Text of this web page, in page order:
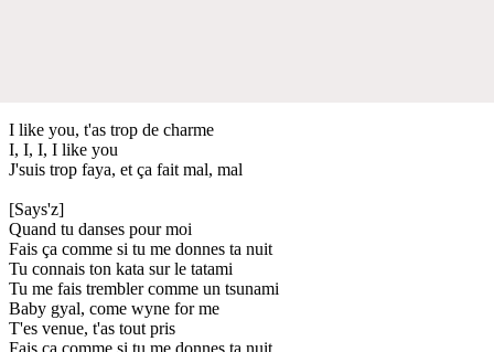
I like you, t'as trop de charme
I, I, I, I like you
J'suis trop faya, et ça fait mal, mal
[Says'z]
Quand tu danses pour moi
Fais ça comme si tu me donnes ta nuit
Tu connais ton kata sur le tatami
Tu me fais trembler comme un tsunami
Baby gyal, come wyne for me
T'es venue, t'as tout pris
Fais ça comme si tu me donnes ta nuit